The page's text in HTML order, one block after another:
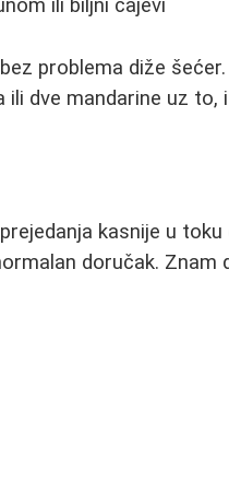
ili biljni čajevi
problema diže
ili dve mandarine uz
kasnije u toku
doručak. Znam